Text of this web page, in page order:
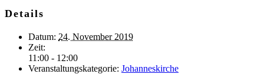
Details
Datum: 24. November 2019
Zeit:
11:00 - 12:00
Veranstaltungskategorie: Johanneskirche